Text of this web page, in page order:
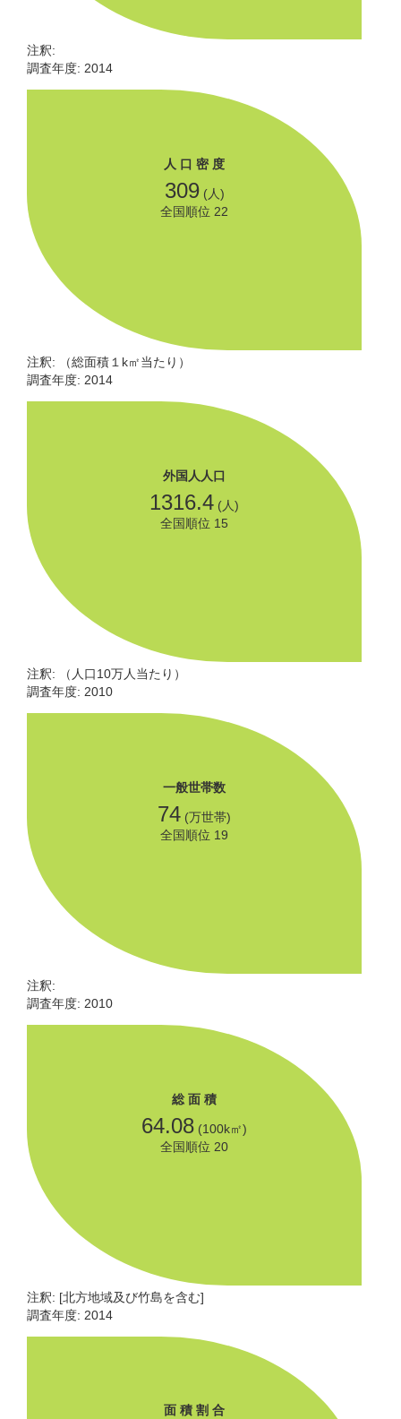
注釈:
調査年度: 2014
人 口 密 度
309(人)
全国順位 22
注釈: （総面積１k㎡当たり）
調査年度: 2014
外国人人口
1316.4 (人)
全国順位 15
注釈: （人口10万人当たり）
調査年度: 2010
一般世帯数
74 (万世帯)
全国順位 19
注釈:
調査年度: 2010
総 面 積
64.08 (100k㎡)
全国順位 20
注釈: [北方地域及び竹島を含む]
調査年度: 2014
面 積 割 合